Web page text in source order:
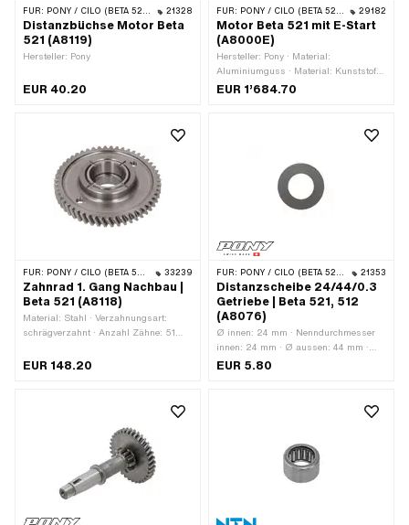
FÜR: PONY / CILO (BETA 521 & 512) 21328
Distanzbüchse Motor Beta
521 (A8119)
Hersteller: Pony
EUR 40.20
FÜR: PONY / CILO (BETA 521 & 512) 29182
Motor Beta 521 mit E-Start
(A8000E)
Hersteller: Pony · Material:
Aluminiumguss · Material: Kunststoff ·
Material: Stahl · Anwendungsbereich:
EUR 1’684.70
FÜR: PONY / CILO (BETA 521 & 512) 33239
Zahnrad 1. Gang Nachbau |
Beta 521 (A8118)
Material: Stahl · Verzahnungsart:
schrägverzahnt · Anzahl Zähne: 51
mm · Ø aussen: 99.5 mm · Pony
EUR 148.20
FÜR: PONY / CILO (BETA 521 & 512) 21353
Distanzscheibe 24/44/0.3
Getriebe | Beta 521, 512
(A8076)
Ø innen: 24 mm · Nenndurchmesser
innen: 24 mm · Ø aussen: 44 mm ·
Dicke: 0.3 mm · Hersteller: Pony ·
EUR 5.80